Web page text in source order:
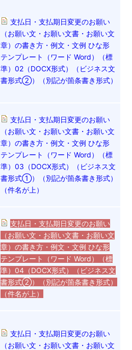
支払日・支払期日変更のお願い
（お願い文・お願い文書・お願い文
章）の書き方・例文・文例 ひな形
テンプレート（ワード Word）（標
準）02（DOCX形式）（ビジネス文
書形式②）（別記が箇条書き形式）
支払日・支払期日変更のお願い
（お願い文・お願い文書・お願い文
章）の書き方・例文・文例 ひな形
テンプレート（ワード Word）（標
準）03（DOCX形式）（ビジネス文
書形式①）（別記が箇条書き形式）
（件名が上）
支払日・支払期日変更のお願い
（お願い文・お願い文書・お願い文
章）の書き方・例文・文例 ひな形
テンプレート（ワード Word）（標
準）04（DOCX形式）（ビジネス文
書形式②）（別記が箇条書き形式）
（件名が上）
支払日・支払期日変更のお願い
（お願い文・お願い文書・お願い文